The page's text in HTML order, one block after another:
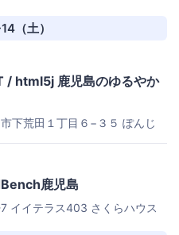
（土）
/ html5j 鹿児島のゆるやか
下荒田１丁目６−３５ ぽんじ
鹿児島
イイテラス403 さくらハウス